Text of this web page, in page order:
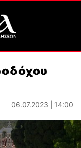
06.07.2023 | 14:00